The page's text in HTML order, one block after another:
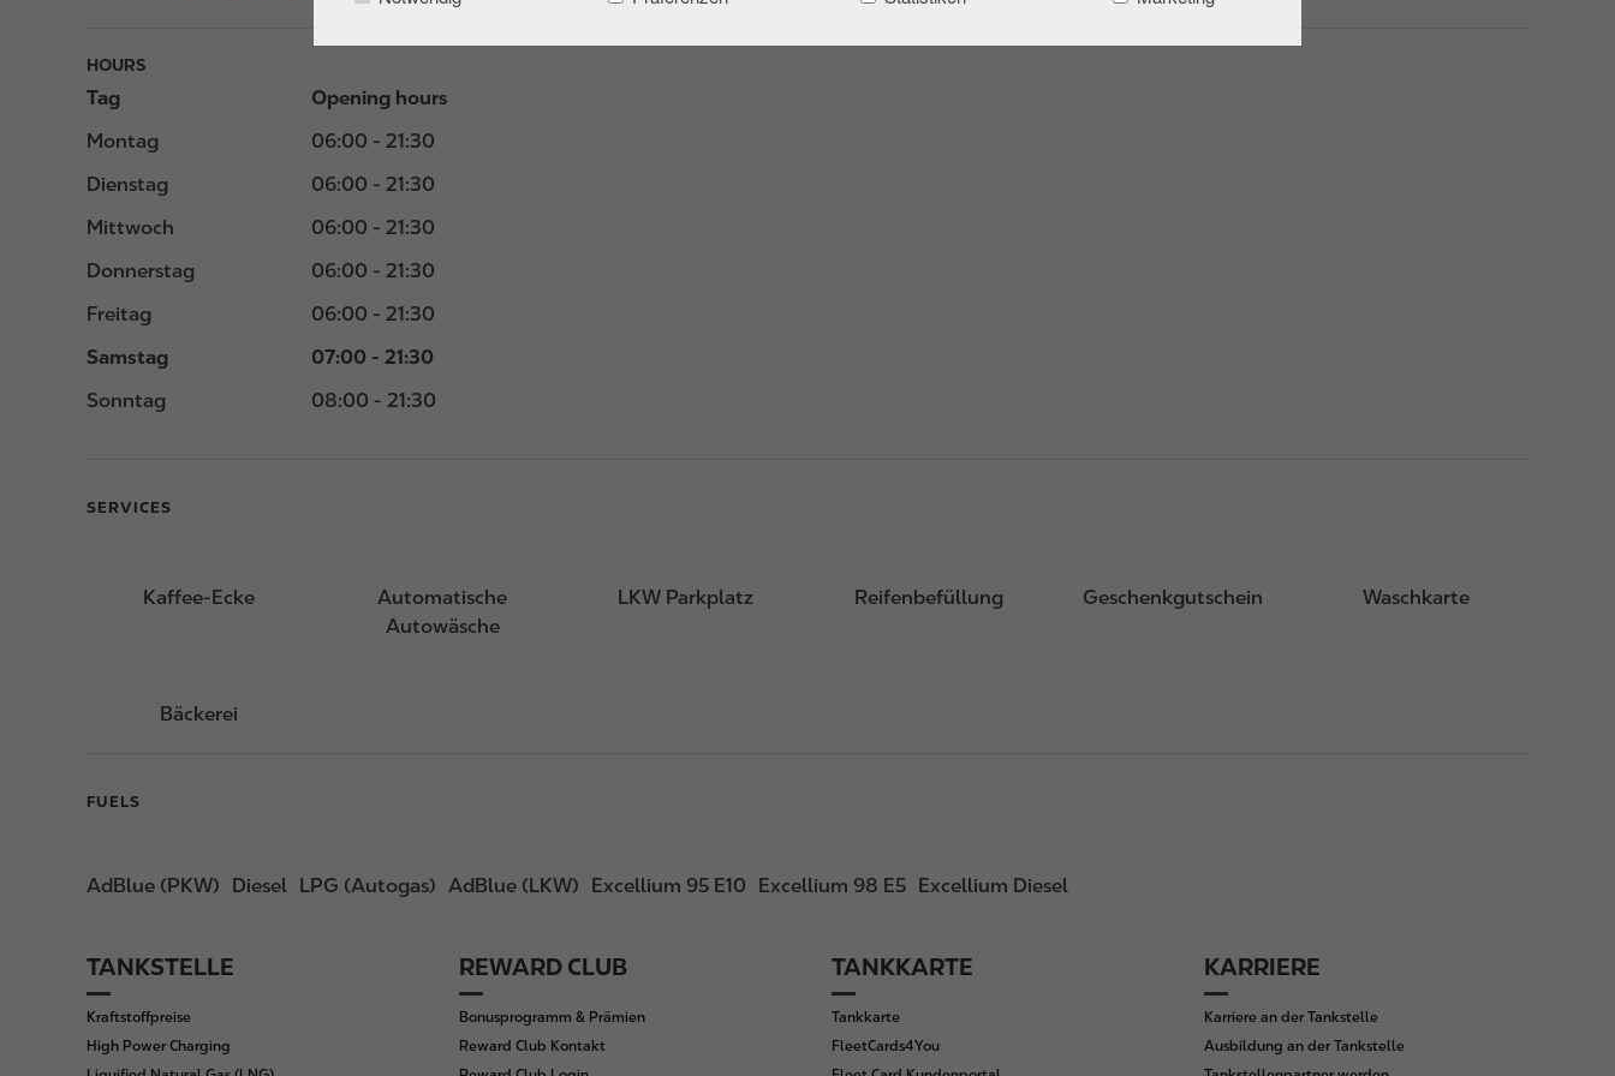
HOURS
Tag
Opening hours
Montag
06:00 - 21:30
Dienstag
06:00 - 21:30
Mittwoch
06:00 - 21:30
Donnerstag
06:00 - 21:30
Freitag
06:00 - 21:30
Samstag
07:00 - 21:30
Sonntag
08:00 - 21:30
SERVICES
Kaffee-Ecke
Automatische
Autowäsche
LKW Parkplatz Reifenbefüllung Geschenkgutschein Waschkarte
Bäckerei
FUELS
AdBlue (PKW) Diesel LPG (Autogas) AdBlue (LKW) Excellium 95 E10 Excellium 98 E5 Excellium Diesel
F
o
o
t
TANKSTELLE
Kraftstoffpreise
High Power Charging
REWARD CLUB
Bonusprogramm & Prämien
Reward Club Kontakt
TANKKARTE
Tankkarte
FleetCards4You
KARRIERE
Karriere an der Tankstelle
Ausbildung an der Tankstelle